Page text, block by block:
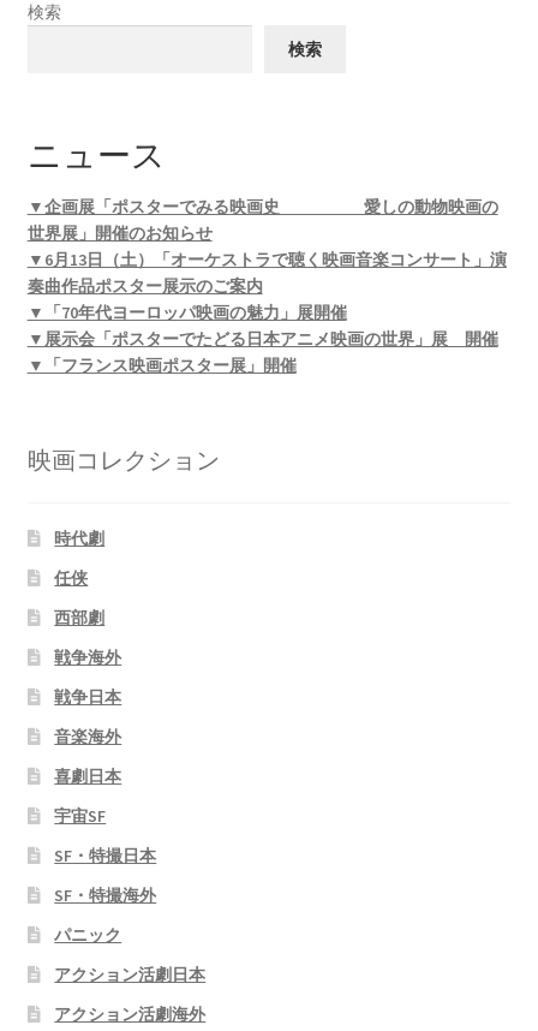
検索
検索
ニュース
▼企画展「ポスターでみる映画史 愛しの動物映画の
世界展」開催のお知らせ
▼6月13日（土）「オーケストラで聴く映画音楽コンサート」演
奏曲作品ポスター展示のご案内
▼「70年代ヨーロッパ映画の魅力」展開催
▼展示会「ポスターでたどる日本アニメ映画の世界」展 開催
▼「フランス映画ポスター展」開催
映画コレクション
時代劇
任侠
西部劇
戦争海外
戦争日本
音楽海外
喜劇日本
宇宙SF
SF・特撮日本
SF・特撮海外
パニック
アクション活劇日本
アクション活劇海外